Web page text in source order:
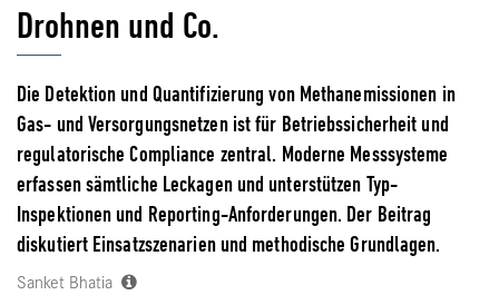
Drohnen und Co.
Die Detektion und Quantifizierung von Methanemissionen in
Gas- und Versorgungsnetzen ist für Betriebssicherheit und
regulatorische Compliance zentral. Moderne Messsysteme
erfassen sämtliche Leckagen und unterstützen Typ-
Inspektionen und Reporting-Anforderungen. Der Beitrag
diskutiert Einsatzszenarien und methodische Grundlagen.
Sanket Bhatia